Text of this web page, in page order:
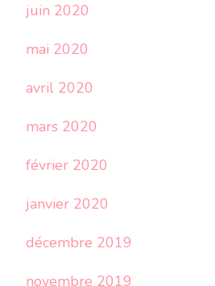
juin 2020
mai 2020
avril 2020
mars 2020
février 2020
janvier 2020
décembre 2019
novembre 2019